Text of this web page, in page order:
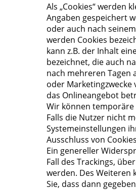
Als „Cookies“ werden
Angaben gespeichert
oder auch nach
werden Cookies
kann z.B. der Inhalt
bezeichnet, die auch
nach mehreren Tagen
oder Marketingzwecke
das Onlineangebot
Wir können
Falls die Nutzer nicht
Systemeinstellungen
Ausschluss von
Ein genereller
Fall des Trackings,
werden. Des Weiteren
Sie, dass dann